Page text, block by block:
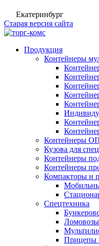
Екатеринбург
Старая версия сайта
Продукция
Контейнеры
Контейнеры
Кузова для
Контейнеры
Контейнеры
Компакторы и
Спецтехника
Ломовозы
Прицепы